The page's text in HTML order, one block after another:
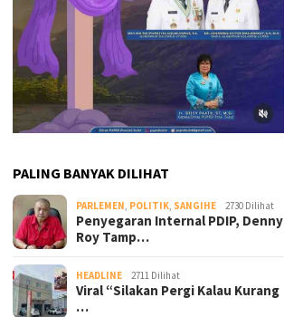
PALING BANYAK DILIHAT
PARLEMEN, POLITIK, SANGIHE 2730 Dilihat
Penyegaran Internal PDIP, Denny
Roy Tamp…
HEADLINE 2711 Dilihat
Viral “Silakan Pergi Kalau Kurang
…